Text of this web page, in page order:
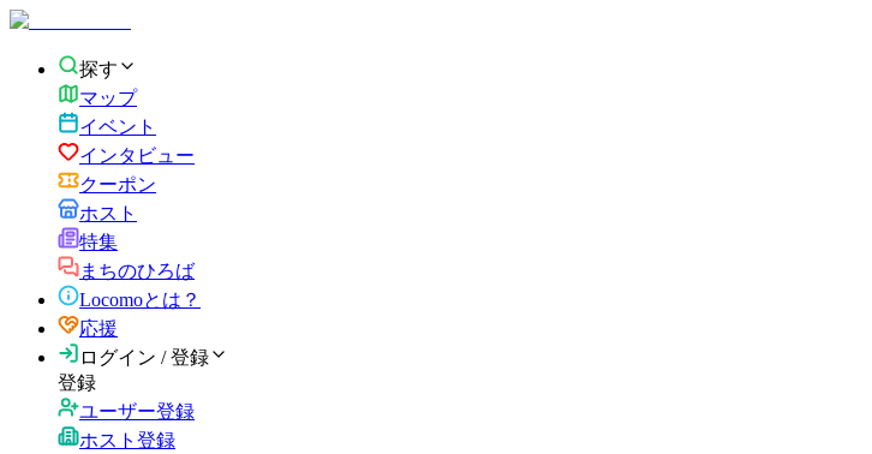
探す
マップ
イベント
インタビュー
クーポン
ホスト
特集
まちのひろば
Locomoとは？
応援
ログイン / 登録
登録
ユーザー登録
ホスト登録